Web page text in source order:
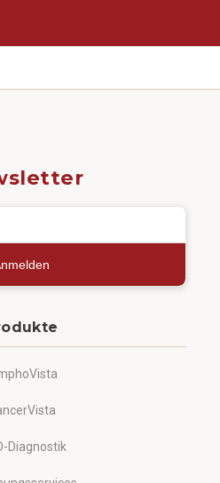
Diagnostik